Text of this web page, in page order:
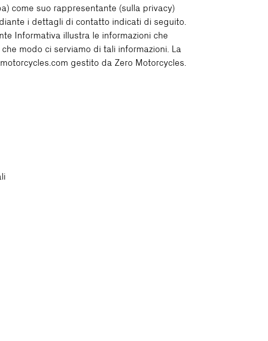
come suo rappresentante (sulla privacy)
i dettagli di contatto indicati di seguito.
Informativa illustra le informazioni che
modo ci serviamo di tali informazioni. La
gestito da Zero Motorcycles.